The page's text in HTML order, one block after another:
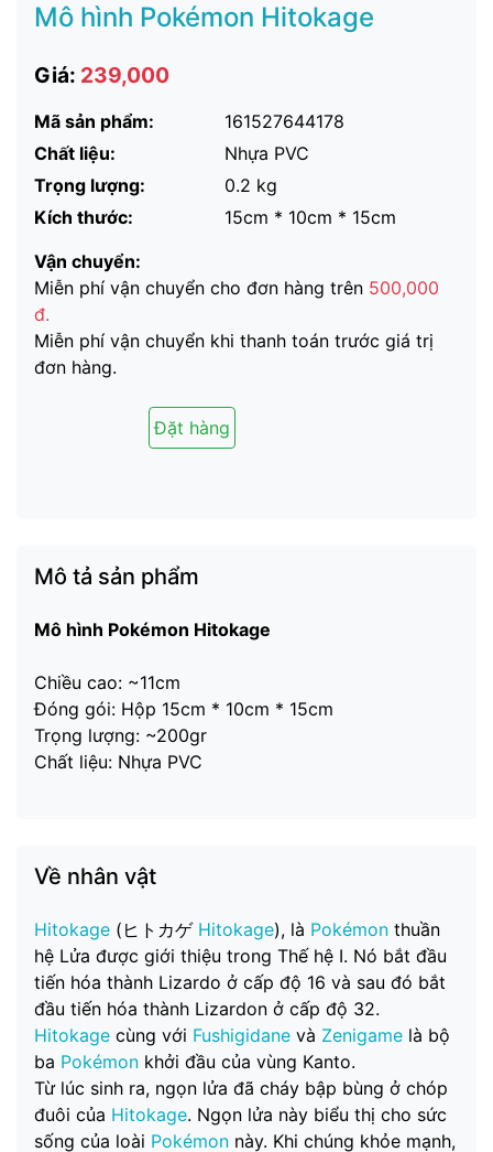
Mô hình Pokémon Hitokage
Giá: 239,000
Mã sản phẩm:
161527644178
Chất liệu:
Nhựa PVC
Trọng lượng:
0.2 kg
Kích thước:
15cm * 10cm * 15cm
Vận chuyển:
Miễn phí vận chuyển cho đơn hàng trên 500,000
đ.
Miễn phí vận chuyển khi thanh toán trước giá trị
đơn hàng.
Đặt hàng
Mô tả sản phẩm
Mô hình Pokémon Hitokage
Chiều cao: ~11cm
Đóng gói: Hộp 15cm * 10cm * 15cm
Trọng lượng: ~200gr
Chất liệu: Nhựa PVC
Về nhân vật
Hitokage (ヒトカゲ Hitokage), là Pokémon thuần
hệ Lửa được giới thiệu trong Thế hệ I. Nó bắt đầu
tiến hóa thành Lizardo ở cấp độ 16 và sau đó bắt
đầu tiến hóa thành Lizardon ở cấp độ 32.
Hitokage cùng với Fushigidane và Zenigame là bộ
ba Pokémon khởi đầu của vùng Kanto.
Từ lúc sinh ra, ngọn lửa đã cháy bập bùng ở chóp
đuôi của Hitokage. Ngọn lửa này biểu thị cho sức
sống của loài Pokémon này. Khi chúng khỏe mạnh,